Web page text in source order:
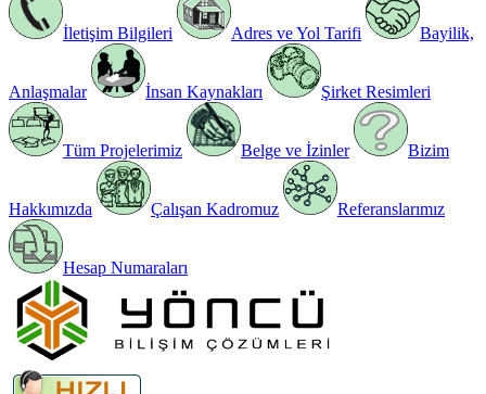
İletişim Bilgileri Adres ve Yol Tarifi Bayilik,
Anlaşmalar İnsan Kaynakları Şirket Resimleri
Tüm Projelerimiz Belge ve İzinler Bizim
Hakkımızda Çalışan Kadromuz Referanslarımız
Hesap Numaraları